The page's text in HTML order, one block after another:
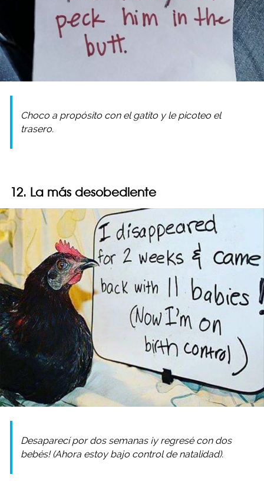
Choco a propósito con el gatito y le picoteo el
trasero.
12. La más desobediente
Desaparecí por dos semanas ¡y regresé con dos
bebés! (Ahora estoy bajo control de natalidad).